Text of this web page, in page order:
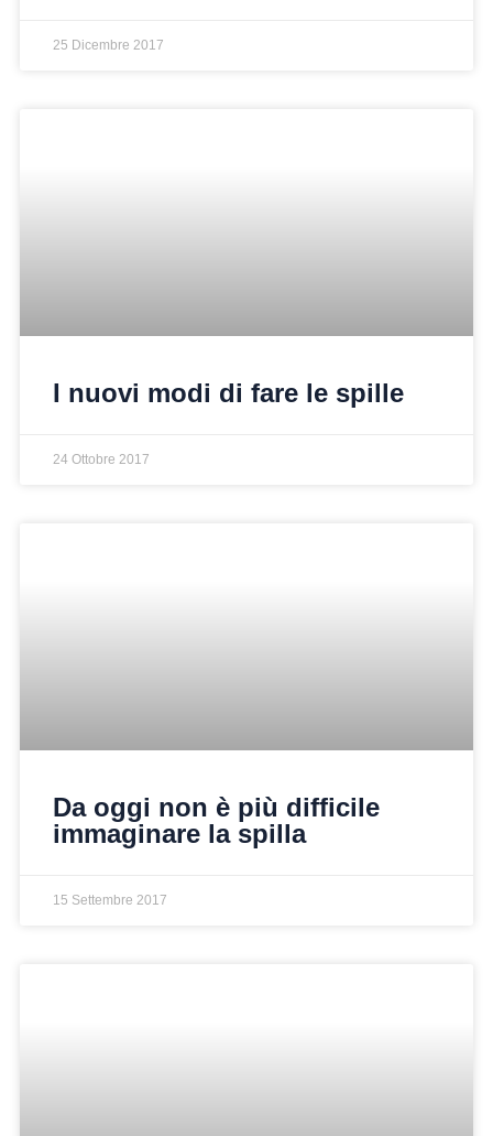
25 Dicembre 2017
I nuovi modi di fare le spille
24 Ottobre 2017
Da oggi non è più difficile
immaginare la spilla
15 Settembre 2017